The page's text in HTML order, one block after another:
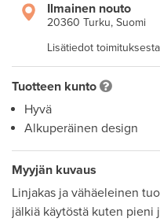
Ilmainen nouto
20360 Turku, Suomi
Lisätiedot toimituksesta
Tuotteen kunto
Hyvä
Alkuperäinen design
Myyjän kuvaus
Linjakas ja vähäeleinen
jälkiä käytöstä kuten pieni